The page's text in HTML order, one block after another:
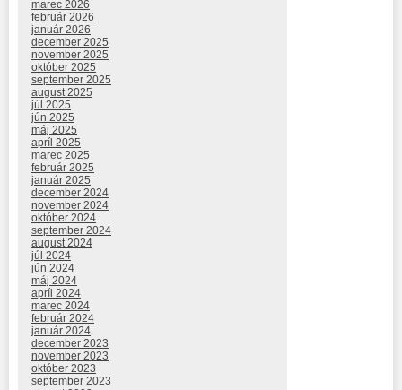
marec 2026
február 2026
január 2026
december 2025
november 2025
október 2025
september 2025
august 2025
júl 2025
jún 2025
máj 2025
apríl 2025
marec 2025
február 2025
január 2025
december 2024
november 2024
október 2024
september 2024
august 2024
júl 2024
jún 2024
máj 2024
apríl 2024
marec 2024
február 2024
január 2024
december 2023
november 2023
október 2023
september 2023